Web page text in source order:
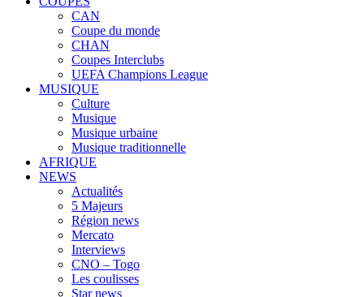
CAN
Coupe du monde
CHAN
Coupes Interclubs
UEFA Champions League
MUSIQUE
Culture
Musique
Musique urbaine
Musique traditionnelle
AFRIQUE
NEWS
Actualités
5 Majeurs
Région news
Mercato
Interviews
CNO – Togo
Les coulisses
Star news